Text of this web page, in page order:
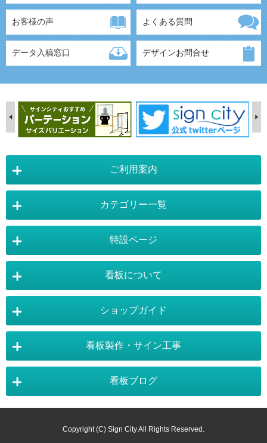
お客様の声 よくある質問
データ入稿窓口 デザインお問合せ
ご利用案内
店舗詳細情報
運営会社 :株式会社トレード
〒454-0011 愛知県 名古屋市中川区山王4-5-10
TEL:052-265-7603 FAX:052-350-2662
お気軽にお問い合わせ下さい。
お問合せ
お支払について
・事前銀行振込み
カテゴリー一覧
スタンド看板：オプション バナースタンド
自立看板 フロアサイン／路面表示
壁面看板
ポスターフレーム イーゼル
黒板／ブラックボード
特設ページ
バナースタンド特設ページ 大型看板・突出看板特設ページ
イーゼルスタンド特設ページ ホワイトボード特設ページ
販促・店舗用品特設ページ
看板について
看板設置のきまり 看板の用語集
施工事例 スタッフ紹介
ショップガイド
お支払い方法 送料・納期・配送
商品の返品・交換 注文の変更・取り消し
お得なポイントシステム 掛売りについて
看板製作・サイン工事
看板ブログ
Copyright (C) Sign City All Rights Reserved.